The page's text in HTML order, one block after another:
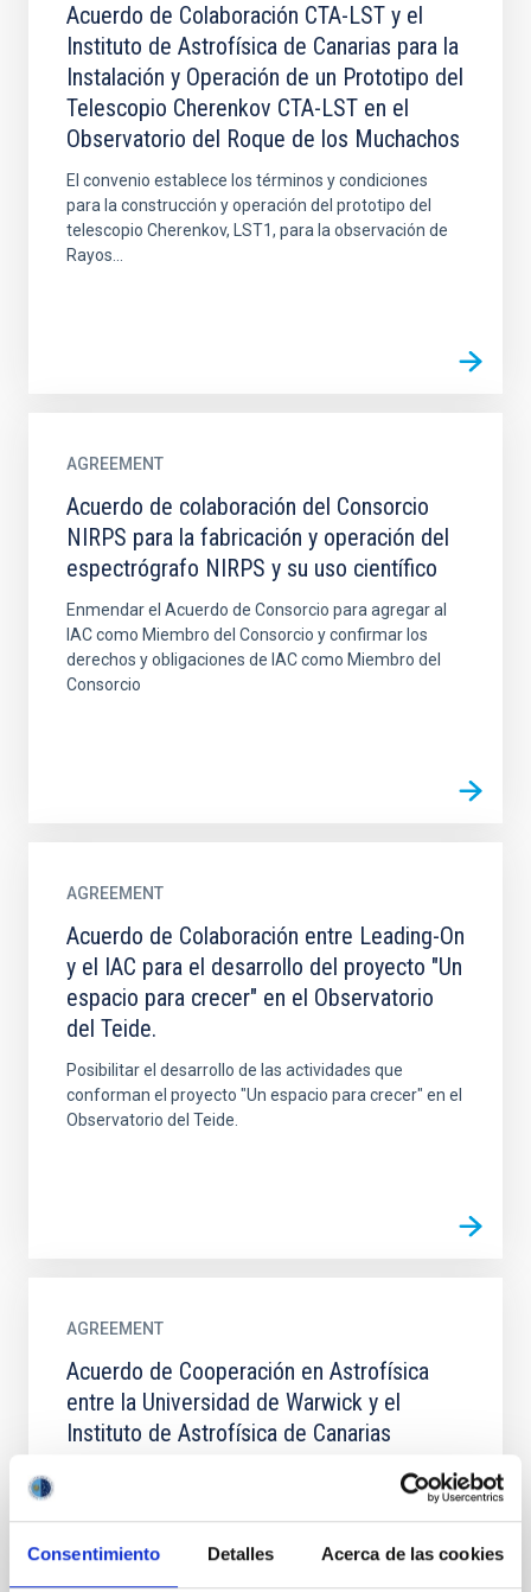
Consentimiento Detalles Acerca de las cookies
Acuerdo de Colaboración CTA-LST y el
Instituto de Astrofísica de Canarias para la
Instalación y Operación de un Prototipo del
Telescopio Cherenkov CTA-LST en el
Observatorio del Roque de los Muchachos
El convenio establece los términos y condiciones
para la construcción y operación del prototipo del
telescopio Cherenkov, LST1, para la observación de
Rayos...
AGREEMENT
Acuerdo de colaboración del Consorcio
NIRPS para la fabricación y operación del
espectrógrafo NIRPS y su uso científico
Enmendar el Acuerdo de Consorcio para agregar al
IAC como Miembro del Consorcio y confirmar los
derechos y obligaciones de IAC como Miembro del
Consorcio
AGREEMENT
Acuerdo de Colaboración entre Leading-On
y el IAC para el desarrollo del proyecto "Un
espacio para crecer" en el Observatorio
del Teide.
Posibilitar el desarrollo de las actividades que
conforman el proyecto "Un espacio para crecer" en el
Observatorio del Teide.
AGREEMENT
Acuerdo de Cooperación en Astrofísica
entre la Universidad de Warwick y el
Instituto de Astrofísica de Canarias
El acuerdo tiene como objetivo establecer una
tecnologías relacionadas entre la UW y el IAC,
formalizando los...